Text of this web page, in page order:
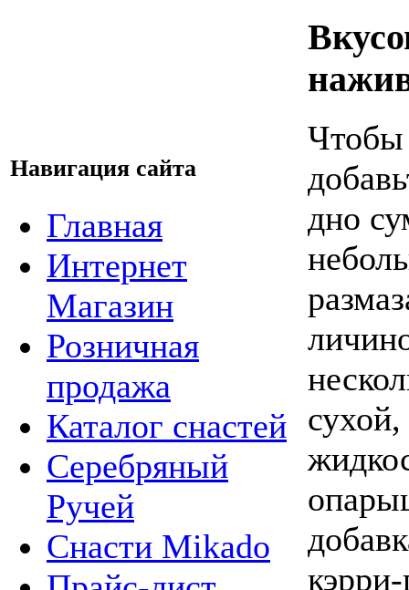
Навигация сайта
Главная
Интернет
Магазин
Розничная
продажа
Каталог снастей
Серебряный
Ручей
Снасти Mikado
Чтобы
дно